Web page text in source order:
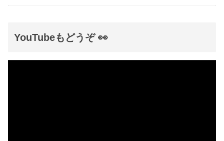
YouTubeもどうぞ 👀